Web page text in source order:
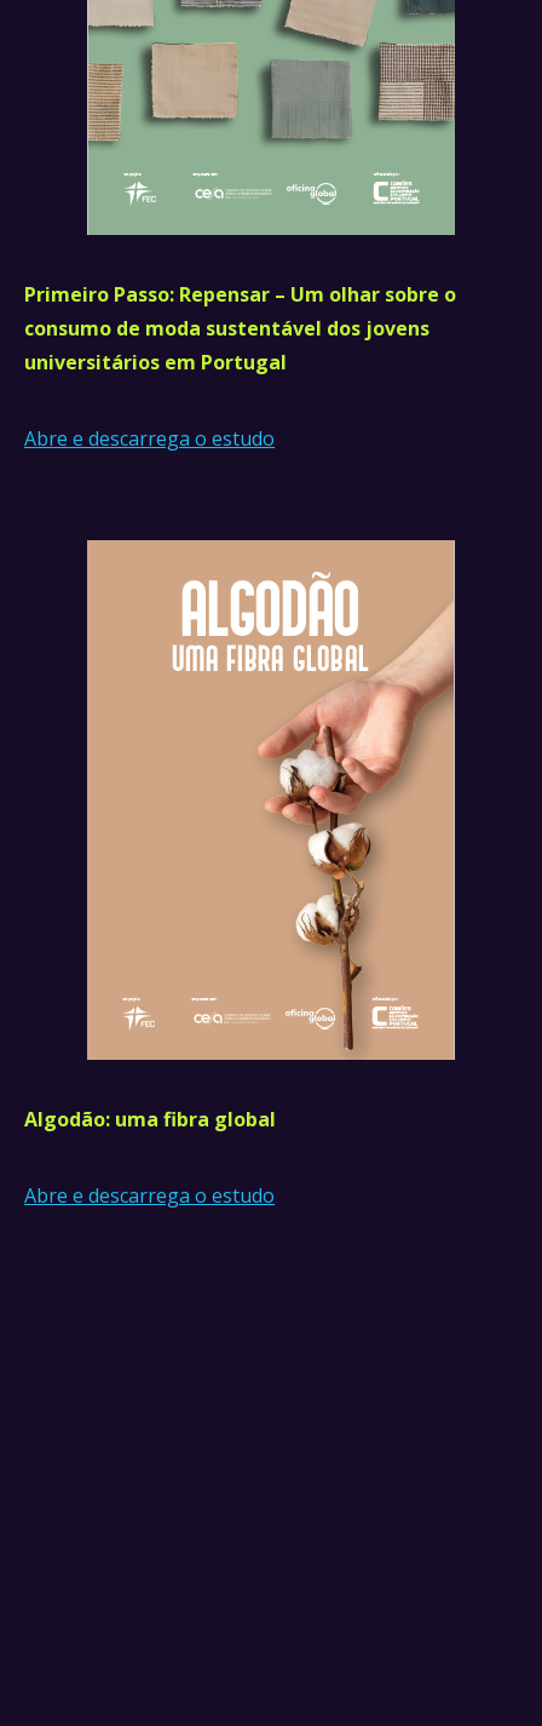
Primeiro Passo: Repensar – Um olhar sobre o
consumo de moda sustentável dos jovens
universitários em Portugal
Abre e descarrega o estudo
Algodão: uma fibra global
Abre e descarrega o estudo